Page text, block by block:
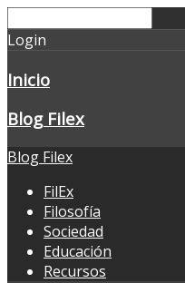
Login
Inicio
Blog Filex
Blog Filex
FilEx
Filosofía
Sociedad
Educación
Recursos